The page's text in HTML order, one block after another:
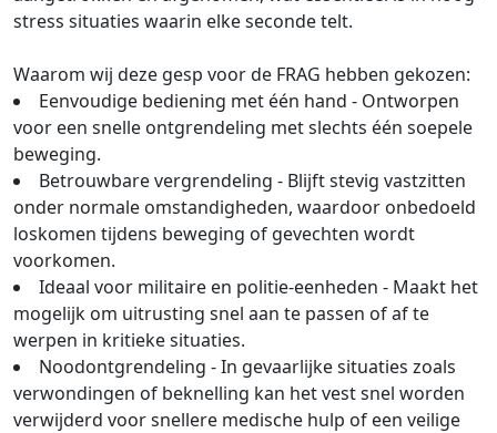
stress situaties waarin elke seconde telt.
Waarom wij deze gesp voor de FRAG hebben gekozen:
Eenvoudige bediening met één hand - Ontworpen
voor een snelle ontgrendeling met slechts één soepele
beweging.
Betrouwbare vergrendeling - Blijft stevig vastzitten
onder normale omstandigheden, waardoor onbedoeld
loskomen tijdens beweging of gevechten wordt
voorkomen.
Ideaal voor militaire en politie-eenheden - Maakt het
mogelijk om uitrusting snel aan te passen of af te
werpen in kritieke situaties.
Noodontgrendeling - In gevaarlijke situaties zoals
verwondingen of beknelling kan het vest snel worden
verwijderd voor snellere medische hulp of een veilige